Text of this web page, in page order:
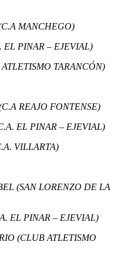
MANCHEGO)
EL PINAR – EJEVIAL)
TARANCÓN)
C.A REAJO FONTENSE)
EL PINAR – EJEVIAL)
VILLARTA)
(SAN LORENZO DE LA
EL PINAR – EJEVIAL)
(CLUB ATLETISMO